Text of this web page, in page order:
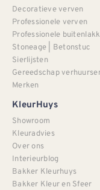
Decoratieve verven
Professionele verven
Professionele
Stoneage | Betonstuc
Sierlijsten
Gereedschap
Merken
KleurHuys
Showroom
Kleuradvies
Over ons
Interieurblog
Bakker Kleurhuys
Bakker Kleur en Sfeer